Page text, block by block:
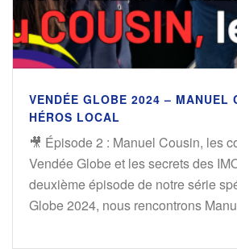
VENDÉE GLOBE 2024 – MANUEL
HÉROS LOCAL
🎥 Épisode 2 : Manuel Cousin, les
Vendée Globe et les secrets des
deuxième épisode de notre série
Globe 2024, nous rencontrons